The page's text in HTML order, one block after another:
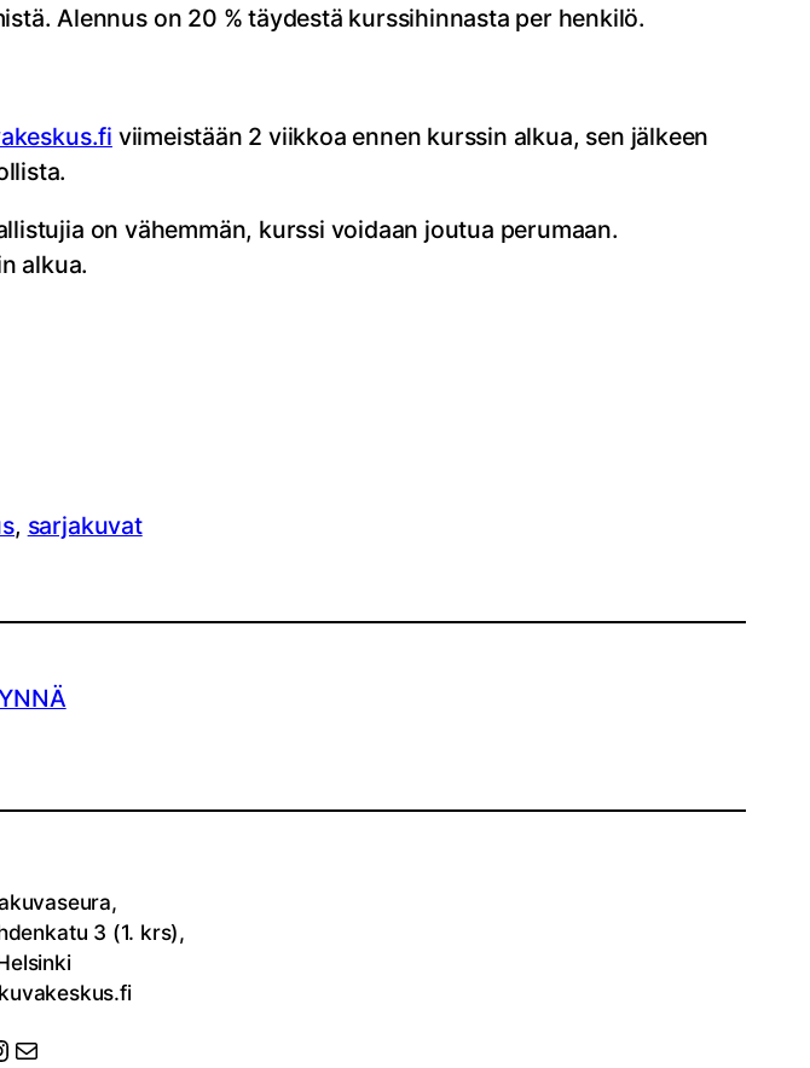
Alennus on 20 % täydestä kurssihinnasta per henkilö.
viimeistään 2 viikkoa ennen kurssin alkua, sen jälkeen
on vähemmän, kurssi voidaan joutua perumaan.
alkua.
, sarjakuvat
3 (1. krs),
Sähköposti